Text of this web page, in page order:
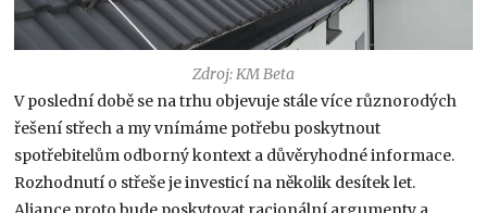
Zdroj: KM Beta
V poslední době se na trhu objevuje stále více různorodých
řešení střech a my vnímáme potřebu poskytnout
spotřebitelům odborný kontext a důvěryhodné informace.
Rozhodnutí o střeše je investicí na několik desítek let.